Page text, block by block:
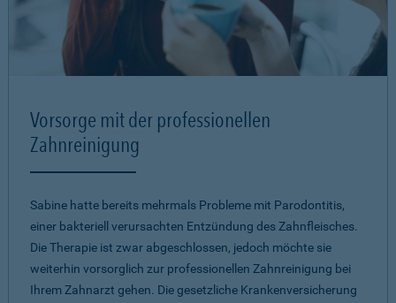
Vorsorge mit der professionellen
Zahnreinigung
Sabine hatte bereits mehrmals Probleme mit Parodontitis,
einer bakteriell verursachten Entzündung des Zahnfleisches.
Die Therapie ist zwar abgeschlossen, jedoch möchte sie
weiterhin vorsorglich zur professionellen Zahnreinigung bei
Ihrem Zahnarzt gehen. Die gesetzliche Krankenversicherung